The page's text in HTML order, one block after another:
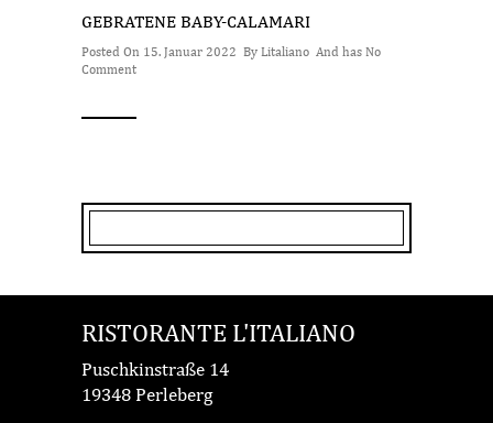
GEBRATENE BABY-CALAMARI
Posted On 15. Januar 2022 By Litaliano And has No
Comment
RISTORANTE L'ITALIANO
Puschkinstraße 14
19348 Perleberg